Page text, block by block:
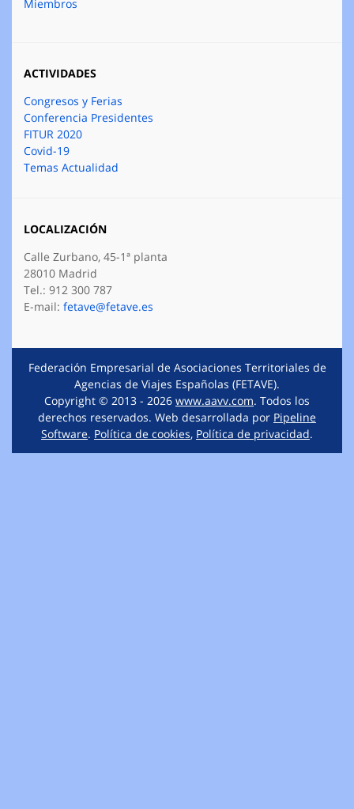
Miembros
ACTIVIDADES
Congresos y Ferias
Conferencia Presidentes
FITUR 2020
Covid-19
Temas Actualidad
LOCALIZACIÓN
Calle Zurbano, 45-1ª planta
28010 Madrid
Tel.: 912 300 787
E-mail: fetave@fetave.es
Federación Empresarial de Asociaciones Territoriales de
Agencias de Viajes Españolas (FETAVE).
Copyright © 2013 - 2026 www.aavv.com. Todos los
derechos reservados. Web desarrollada por Pipeline
Software. Política de cookies, Política de privacidad.